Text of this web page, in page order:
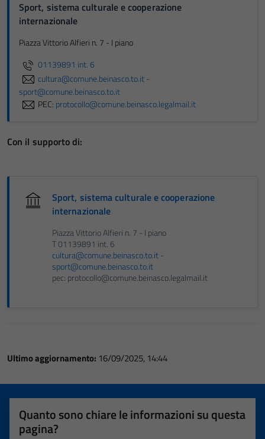
Sport, sistema culturale e cooperazione
internazionale
Piazza Vittorio Alfieri n. 7 - I piano
01139891 int. 6
cultura@comune.beinasco.to.it -
sport@comune.beinasco.to.it
PEC: protocollo@comune.beinasco.legalmail.it
Con il supporto di:
Sport, sistema culturale e cooperazione
internazionale
Piazza Vittorio Alfieri n. 7 - I piano
T 01139891 int. 6
cultura@comune.beinasco.to.it -
sport@comune.beinasco.to.it
pec: protocollo@comune.beinasco.legalmail.it
Ultimo aggiornamento: 16/09/2025, 14:44
Quanto sono chiare le informazioni su questa
pagina?